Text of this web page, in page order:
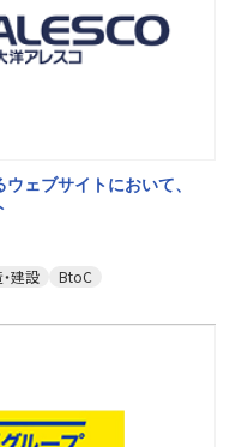
ェブサイトにおいて、
建設 BtoC